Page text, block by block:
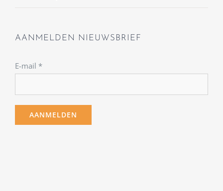
AANMELDEN NIEUWSBRIEF
E-mail *